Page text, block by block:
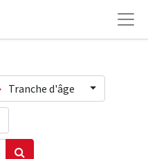
Tranche d'âge